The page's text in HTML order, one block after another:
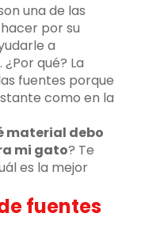
una de las
por su
a
qué? La
fuentes porque
como en la
material debo
mi gato? Te
es la mejor
fuentes